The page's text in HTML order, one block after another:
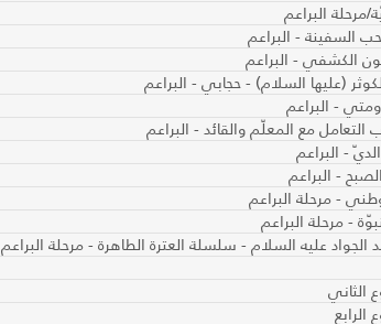
مرحلة البراعم
السفينة - البراعم
الكشفي - البراعم
(عليها السلام) - حجابي - البراعم
- البراعم
التعامل مع المعلّم والقائد - البراعم
عليه السلام - سلسلة العترة الطاهرة - مرحلة البراعم
الثاني
الرابع